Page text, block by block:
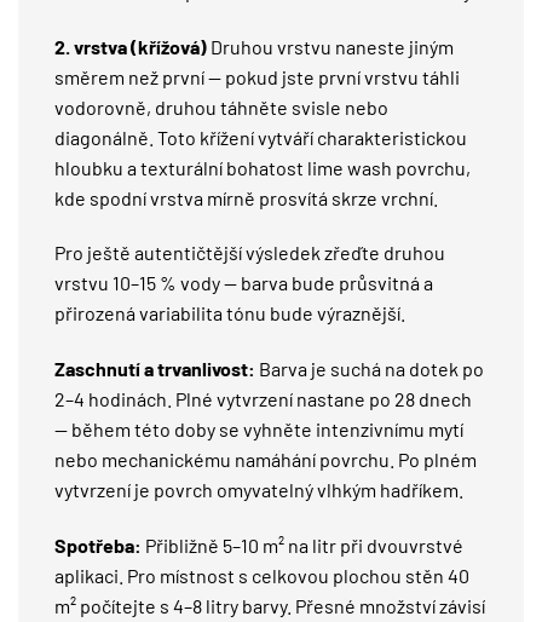
2. vrstva (křížová) Druhou vrstvu naneste jiným
směrem než první — pokud jste první vrstvu táhli
vodorovně, druhou táhněte svisle nebo
diagonálně. Toto křížení vytváří charakteristickou
hloubku a texturální bohatost lime wash povrchu,
kde spodní vrstva mírně prosvítá skrze vrchní.
Pro ještě autentičtější výsledek zřeďte druhou
vrstvu 10–15 % vody — barva bude průsvitná a
přirozená variabilita tónu bude výraznější.
Zaschnutí a trvanlivost: Barva je suchá na dotek po
2–4 hodinách. Plné vytvrzení nastane po 28 dnech
— během této doby se vyhněte intenzivnímu mytí
nebo mechanickému namáhání povrchu. Po plném
vytvrzení je povrch omyvatelný vlhkým hadříkem.
Spotřeba: Přibližně 5–10 m² na litr při dvouvrstvé
aplikaci. Pro místnost s celkovou plochou stěn 40
m² počítejte s 4–8 litry barvy. Přesné množství závisí